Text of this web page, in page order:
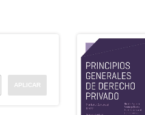
APLICAR